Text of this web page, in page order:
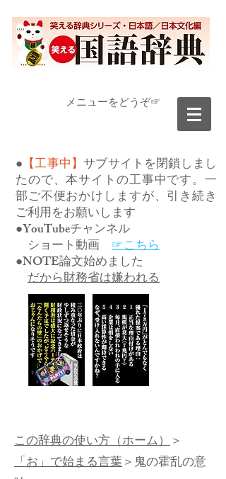
​メニューをどうぞ☞
● 【工事中】サブサイトを閉鎖しまし
たので、本サイトの工事中です。一
部ご不便おかけしますが、引き続き
ご利用をお願いします
●YouTubeチャンネル
ショート動画 ☞こちら
●NOTE論文始めました
だから財務省は嫌われる
この辞典の使い方（ホーム）＞
「お」で始まる言葉＞鬼の霍乱の意